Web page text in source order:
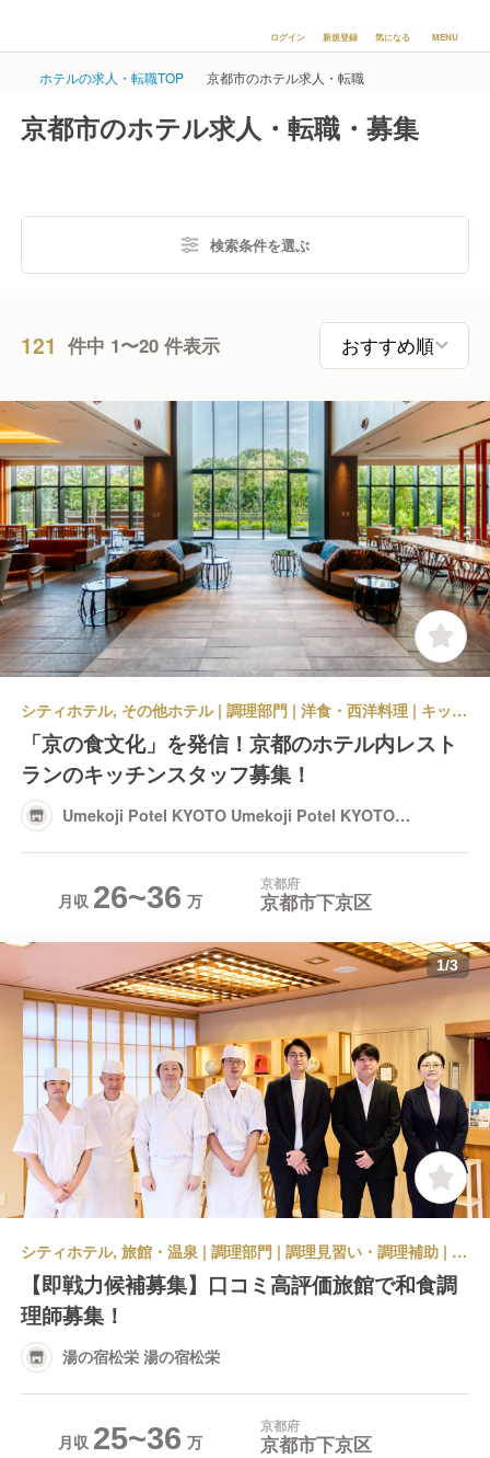
ログイン 新規登録 気になる MENU
ホテルの求人・転職TOP 京都市のホテル求人・転職
京都市のホテル求人・転職・募集
検索条件を選ぶ
121 件中 1〜20 件表示
シティホテル, その他ホテル | 調理部門 | 洋食・西洋料理 | キッチンスタッフ | Umekoji Potel KYOTO Umekoji Potel KYOTO Restaurant
「京の食文化」を発信！京都のホテル内レスト
ランのキッチンスタッフ募集！
Umekoji Potel KYOTO Umekoji Potel KYOTO
月収 26~36 京都府
京都市下京区
1/3
シティホテル, 旅館・温泉 | 調理部門 | 調理見習い・調理補助 | 湯の宿松栄 湯の宿松栄
【即戦力候補募集】口コミ高評価旅館で和食調
理師募集！
湯の宿松栄 湯の宿松栄
月収 25~36 京都府
京都市下京区